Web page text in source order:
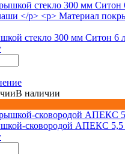
стекло 300 мм Ситон 6
В наличии
сковородой АПЕКС 5,5